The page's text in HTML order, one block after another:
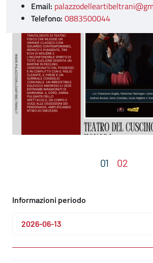
Email:
Telefono: 0883500044
Informazioni periodo
2026-06-13